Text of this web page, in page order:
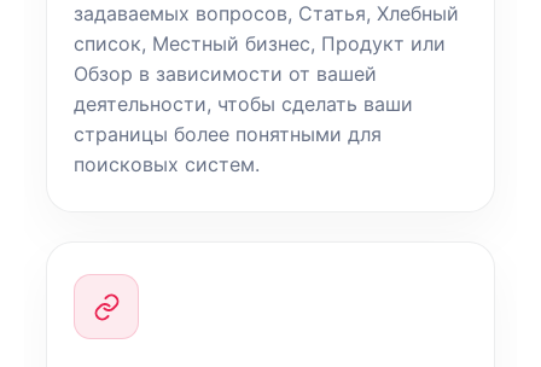
задаваемых вопросов, Статья, Хлебный
список, Местный бизнес, Продукт или
Обзор в зависимости от вашей
деятельности, чтобы сделать ваши
страницы более понятными для
поисковых систем.